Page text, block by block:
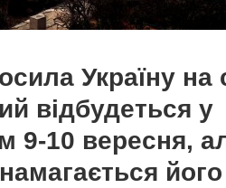
Україну на
відбудеться у
9-10 вересня,
його